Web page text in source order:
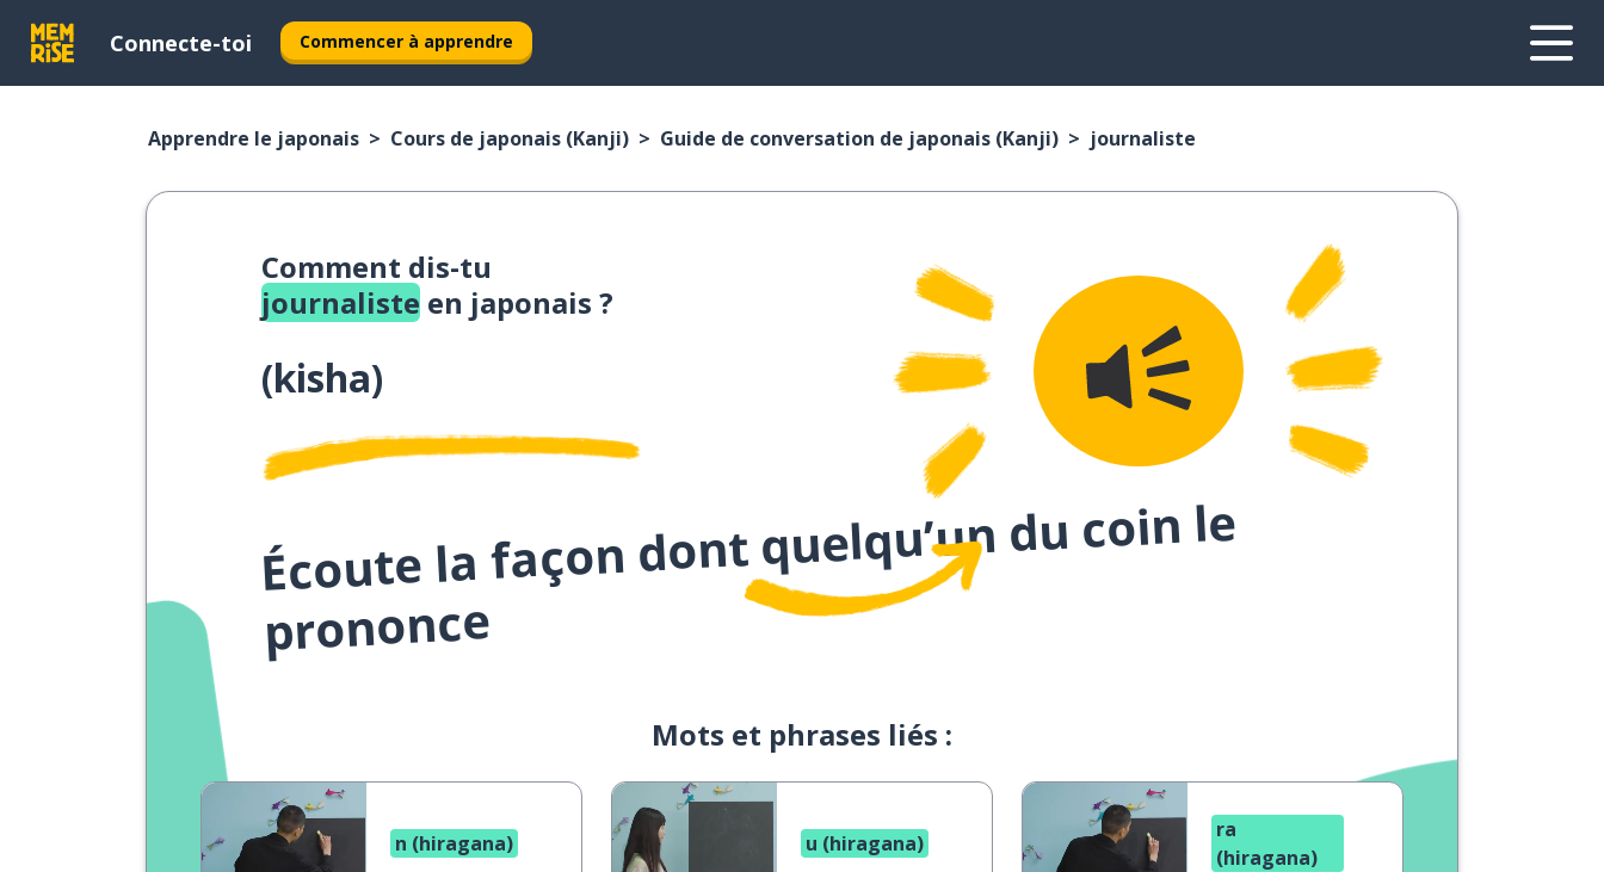
Connecte-toi Commencer à apprendre
Apprendre le japonais Cours de japonais (Kanji) Guide de conversation de japonais (Kanji) journaliste
Comment dis-tu
journaliste en japonais ?
(kisha)
Écoute la façon dont quelqu’un du coin le
prononce
Mots et phrases liés :
n (hiragana)
u (hiragana)
ra
(hiragana)